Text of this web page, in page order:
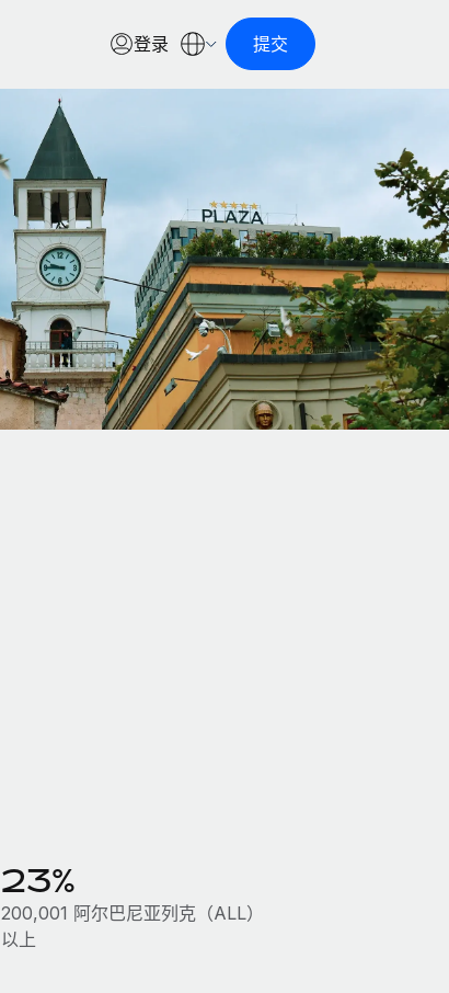
登录 提交
23%
200,001 阿尔巴尼亚列克（ALL）
以上